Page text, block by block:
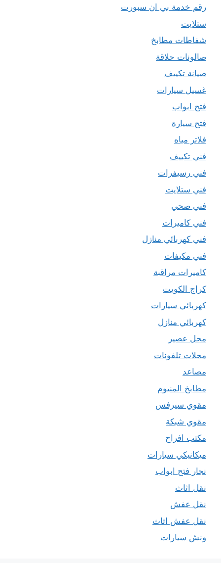
رقم خدمة بي ان سبورت
ستلايت
شفاطات مطابخ
صالونات حلاقة
صيانة تكييف
غسيل سيارات
فتح ابواب
فتح سيارة
فلاتر مياه
فني تكييف
فني رسيفرات
فني ستلايت
فني صحي
فني كاميرات
فني كهربائي منازل
فني مكيفات
كاميرات مراقبة
كراج الكويت
كهربائي سيارات
كهربائي منازل
محل عصير
محلات تلفونات
مصاعد
مطابخ المنيوم
مقوي سيرفس
مقوي شبكة
مكتب افراح
ميكانيكي سيارات
نجار فتح ابواب
نقل اثاث
نقل عفش
نقل عفش اثاث
ونش سيارات